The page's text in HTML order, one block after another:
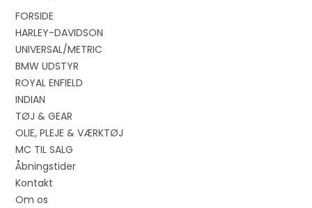
FORSIDE
HARLEY-DAVIDSON
UNIVERSAL/METRIC
BMW UDSTYR
ROYAL ENFIELD
INDIAN
TØJ & GEAR
OLIE, PLEJE & VÆRKTØJ
MC TIL SALG
Åbningstider
Kontakt
Om os